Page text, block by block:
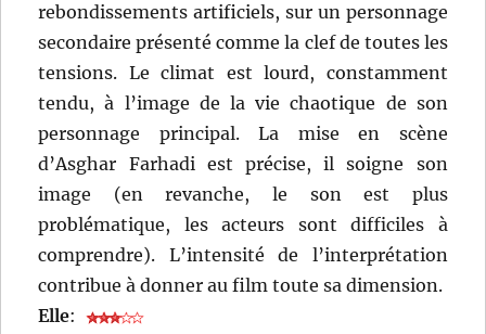
rebondissements artificiels, sur un personnage
secondaire présenté comme la clef de toutes les
tensions. Le climat est lourd, constamment
tendu, à l’image de la vie chaotique de son
personnage principal. La mise en scène
d’Asghar Farhadi est précise, il soigne son
image (en revanche, le son est plus
problématique, les acteurs sont difficiles à
comprendre). L’intensité de l’interprétation
contribue à donner au film toute sa dimension.
Elle: